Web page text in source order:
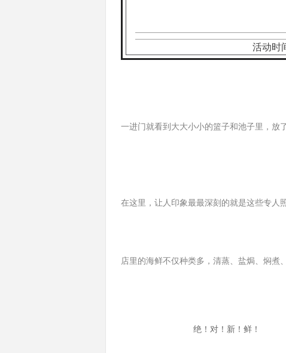
活动时
一进门就看到大大小小的篮子和池子里，放
在这里，让人印象最最深刻的就是这些专人
店里的海鲜不仅种类多，清蒸、盐焗、焖煮
绝！对！新！鲜！